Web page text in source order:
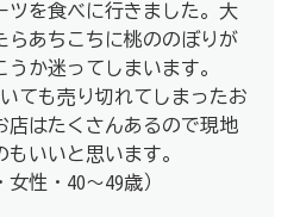
ツを食べに行きました。大
らあちこちに桃ののぼりが
か迷ってしまいます。
ても売り切れてしまったお
店はたくさんあるので現地
いいと思います。
性・40～49歳）